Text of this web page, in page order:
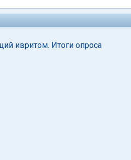
ивритом. Итоги опроса